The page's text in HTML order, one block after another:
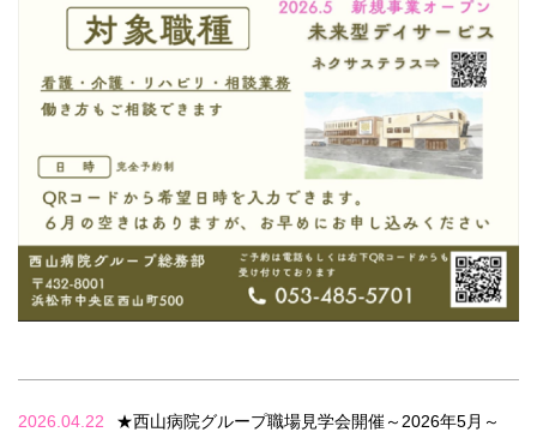
2026.04.22 ★西山病院グループ職場見学会開催～2026年5月～